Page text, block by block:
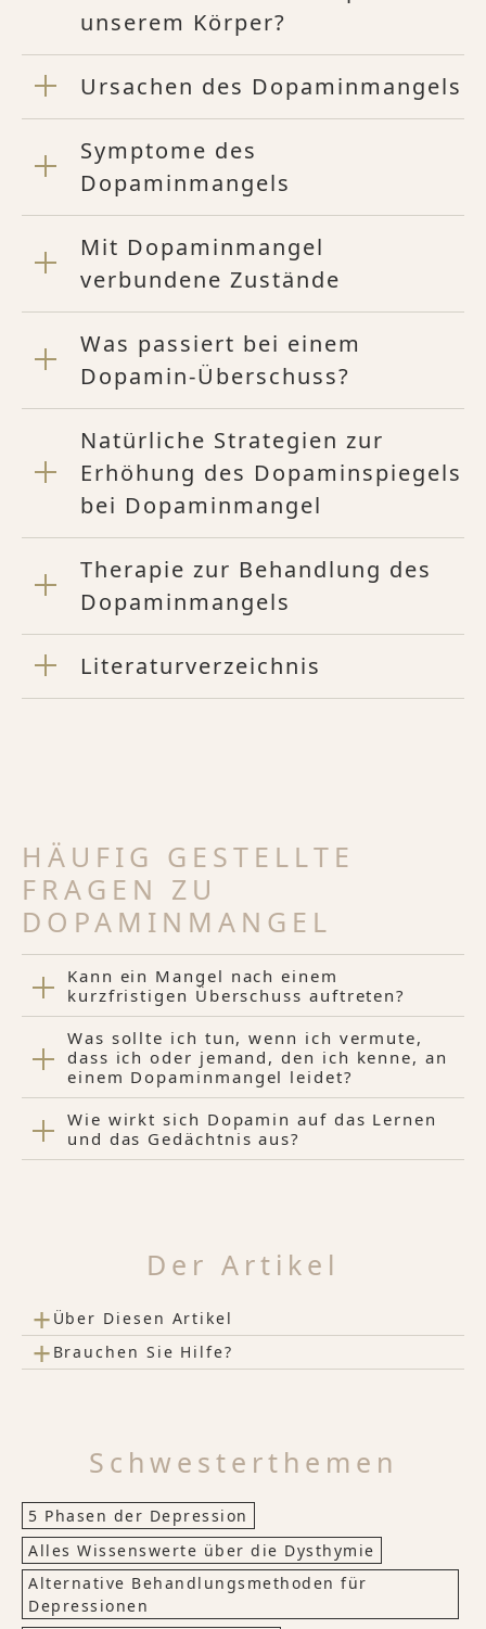
unserem Körper?
Ursachen des Dopaminmangels
Symptome des
Dopaminmangels
Mit Dopaminmangel
verbundene Zustände
Was passiert bei einem
Dopamin-Überschuss?
Natürliche Strategien zur
Erhöhung des Dopaminspiegels
bei Dopaminmangel
Therapie zur Behandlung des
Dopaminmangels
Literaturverzeichnis
HÄUFIG GESTELLTE
FRAGEN ZU
DOPAMINMANGEL
Kann ein Mangel nach einem
kurzfristigen Überschuss auftreten?
Was sollte ich tun, wenn ich vermute,
dass ich oder jemand, den ich kenne, an
einem Dopaminmangel leidet?
Wie wirkt sich Dopamin auf das Lernen
und das Gedächtnis aus?
Der Artikel
+ Über Diesen Artikel
+ Brauchen Sie Hilfe?
Schwesterthemen
5 Phasen der Depression
Alles Wissenswerte über die Dysthymie
Alternative Behandlungsmethoden für
Depressionen